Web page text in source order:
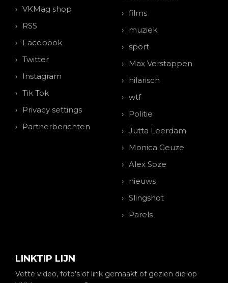
VKMag shop
RSS
Facebook
Twitter
Instagram
Tik Tok
Privacy settings
Partnerberichten
films
muziek
sport
Max Verstappen
hilarisch
wtf
Politie
Jutta Leerdam
Monica Geuze
Alex Soze
nieuws
Slingshot
Parels
LINKTIP LIJN
Vette video, foto's of link gemaakt of gezien die op